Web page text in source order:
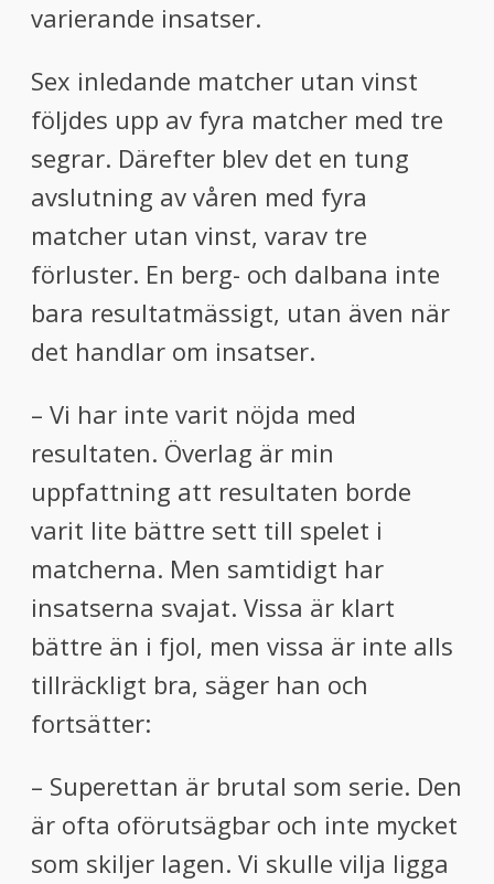
varierande insatser.
Sex inledande matcher utan vinst
följdes upp av fyra matcher med tre
segrar. Därefter blev det en tung
avslutning av våren med fyra
matcher utan vinst, varav tre
förluster. En berg- och dalbana inte
bara resultatmässigt, utan även när
det handlar om insatser.
– Vi har inte varit nöjda med
resultaten. Överlag är min
uppfattning att resultaten borde
varit lite bättre sett till spelet i
matcherna. Men samtidigt har
insatserna svajat. Vissa är klart
bättre än i fjol, men vissa är inte alls
tillräckligt bra, säger han och
fortsätter:
– Superettan är brutal som serie. Den
är ofta oförutsägbar och inte mycket
som skiljer lagen. Vi skulle vilja ligga